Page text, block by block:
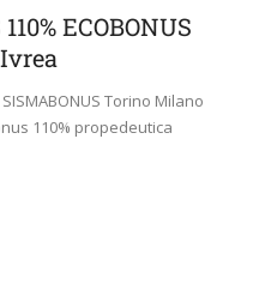
ECOBONUS
SISMABONUS Torino Milano
110% propedeutica